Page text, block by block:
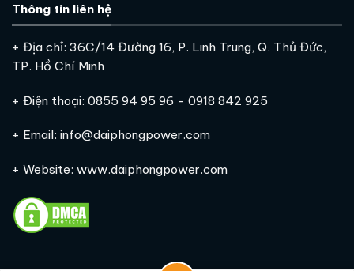
Thông tin liên hệ
+ Địa chỉ: 36C/14 Đường 16, P. Linh Trung, Q. Thủ Đức,
TP. Hồ Chí Minh
+ Điện thoại: 0855 94 95 96 - 0918 842 925
+ Email: info@daiphongpower.com
+ Website: www.daiphongpower.com